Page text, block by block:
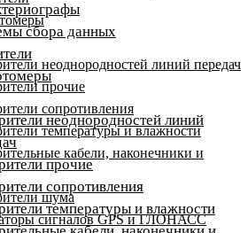
неоднородностей линий передач
прочие
сопротивления
температуры и влажности
кабели, наконечники и
шума
сигналов GPS и ГЛОНАСС
сбора данных
неоднородностей линий
прочие
сопротивления
температуры и влажности